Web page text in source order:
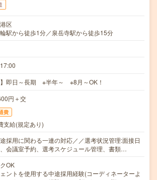
区
駅から徒歩1分／泉岳寺駅から徒歩15分
】即日～長期 ※半年～ ※8月～OK！
円＋交
費
支給(規定あり)
採用に関わる一連の対応／／選考状況管理:面接日
会議室予約、選考スケジュール管理、書類…
OK
ントを使用する中途採用経験(コーディネーターよ